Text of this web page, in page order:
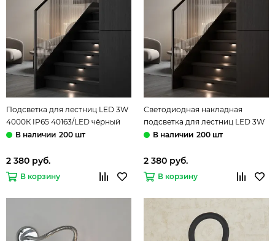
Подсветка для лестниц LED 3W
4000К IP65 40163/LED чёрный
Rise Elektrostandard
200 шт
2 380 руб.
В корзину
Светодиодная накладная
подсветка для лестниц LED 3W
3000К IP65 40163/LED чёрный
200 шт
2 380 руб.
В корзину